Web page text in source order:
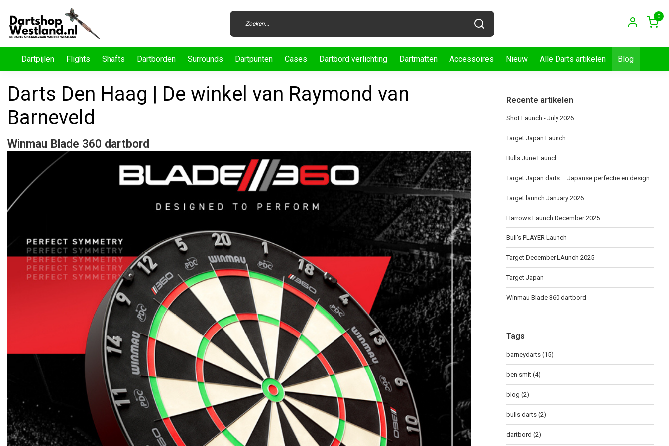
0
Dartpijlen Flights Shafts Dartborden Surrounds Dartpunten Cases Dartbord verlichting Dartmatten Accessoires Nieuw Alle Darts artikelen Blog
Darts Den Haag | De winkel van Raymond van
Barneveld
Winmau Blade 360 dartbord
Recente artikelen
Shot Launch - July 2026
Target Japan Launch
Bulls June Launch
Target Japan darts – Japanse perfectie en design
Target launch January 2026
Harrows Launch December 2025
Bull's PLAYER Launch
Target December LAunch 2025
Target Japan
Winmau Blade 360 dartbord
Tags
barneydarts (15)
ben smit (4)
blog (2)
bulls darts (2)
dartbord (2)